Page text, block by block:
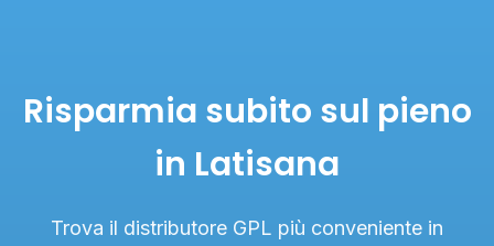
Risparmia subito sul pieno
in Latisana
Trova il distributore GPL più conveniente in